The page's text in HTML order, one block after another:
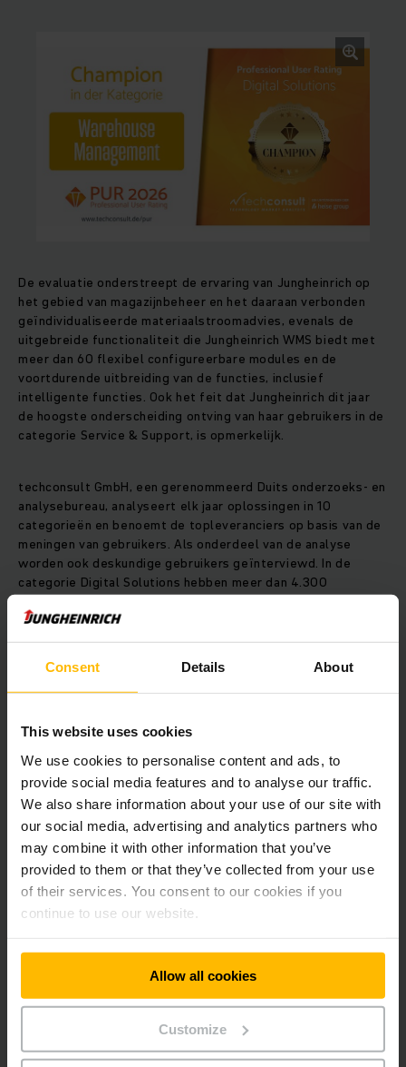
Consent Details About
This website uses cookies
We use cookies to personalise content and ads, to
provide social media features and to analyse our traffic.
We also share information about your use of our site with
our social media, advertising and analytics partners who
may combine it with other information that you’ve
provided to them or that they’ve collected from your use
of their services. You consent to our cookies if you
continue to use our website.
Allow all cookies
Customize
De evaluatie onderstreept de ervaring van Jungheinrich op
het gebied van magazijnbeheer en het daaraan verbonden
geïndividualiseerde materiaalstroomadvies, evenals de
uitgebreide functionaliteit die Jungheinrich WMS biedt met
meer dan 60 flexibel configureerbare modules en de
voortdurende uitbreiding van de functies, inclusief
intelligente functies. Ook het feit dat Jungheinrich dit jaar
de hoogste onderscheiding ontving van haar gebruikers in de
categorie Service & Support, is opmerkelijk.
techconsult GmbH, een gerenommeerd Duits onderzoeks- en
analysebureau, analyseert elk jaar oplossingen in 10
categorieën en benoemt de topleveranciers op basis van de
meningen van gebruikers. Als onderdeel van de analyse
worden ook deskundige gebruikers geïnterviewd. In de
categorie Digital Solutions hebben meer dan 4.300
op 67 criteria beoordeeld en hun tevredenheid geëvalueerd
op het gebied van Company Excellence, dat zijn aspecten die
betrekking hebben op het bedrijf en zijn marktpositie, en op
het gebied van Solution Excellence, aspecten die betrekking
hebben op de oplossing en de technologieën.
25 bedrijven die tot de besten behoren. Leveranciers die
zowel een uitstekende bedrijfsevaluatie als een
uitstekende beoordeling van hun oplossing en technologie
behalen, worden als kampioenen uitgeroepen.
Over Jungheinrich WMS
Het Jungheinrich Warehouse Management System bestuurt
zorgt voor duurzame en efficiënte processen, ongeacht de
sector. Meer dan 35 jaar lang hebben de software- en
magazijnbeheersoftware continu verder ontwikkeld op basis
van de nieuwste intralogistieke trends. Dankzij de modulaire
opbouw en het multidimensionale configuratiemodel kan